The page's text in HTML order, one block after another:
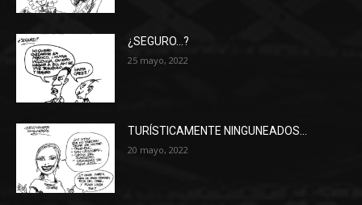
¿SEGURO…?
25 mayo, 2022
TURÍSTICAMENTE NINGUNEADOS…
20 mayo, 2022